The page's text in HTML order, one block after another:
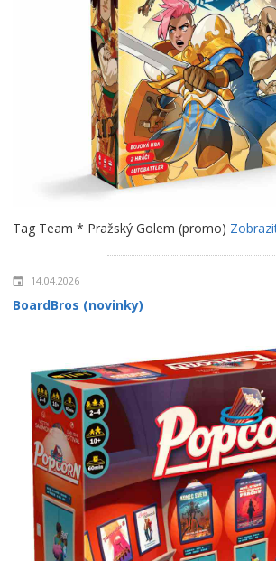
Tag Team * Pražský Golem (promo)
14.04.2026
BoardBros (novinky)